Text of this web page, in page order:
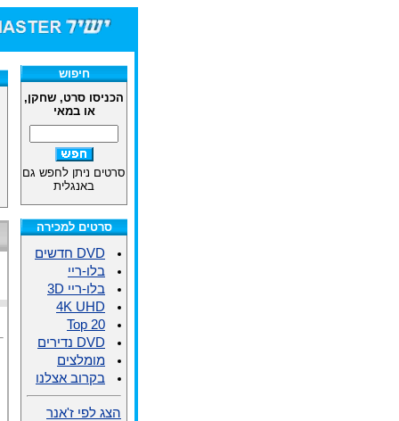
חיפוש
הכניסו סרט, שחקן,
או במאי
סרטים ניתן לחפש גם
באנגלית
סרטים למכירה
DVD חדשים
בלו-ריי
בלו-ריי 3D
4K UHD
Top 20
DVD נדירים
מומלצים
בקרוב אצלנו
הצג לפי ז'אנר